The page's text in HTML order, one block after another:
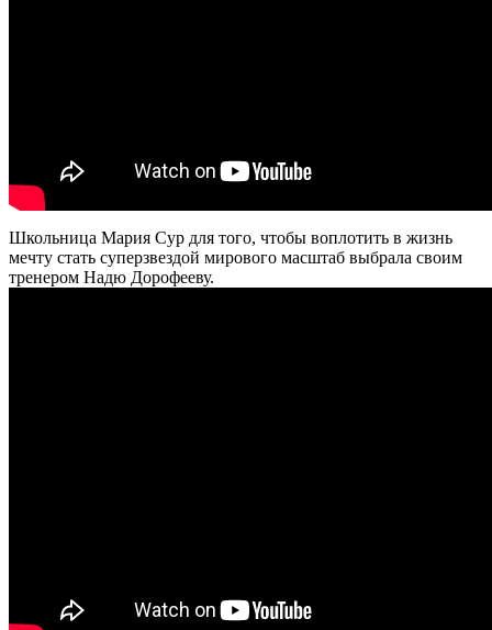
Школьница Мария Сур для того, чтобы воплотить в жизнь
мечту стать суперзвездой мирового масштаб выбрала своим
тренером Надю Дорофееву.